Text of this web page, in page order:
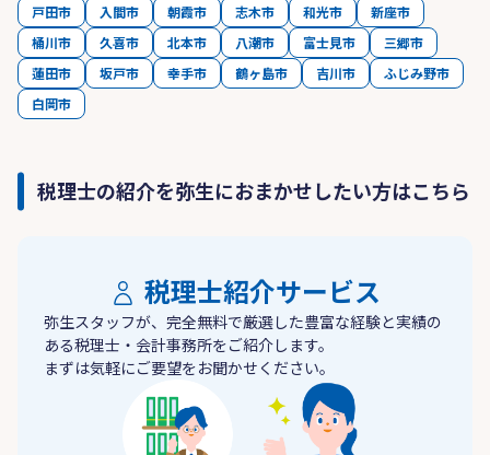
戸田市
入間市 朝霞市 志木市 和光市
新座市
桶川市
久喜市 北本市 八潮市 富士見市
三郷市
蓮田市
坂戸市 幸手市 鶴ヶ島市 吉川市
ふじみ野市
白岡市
税理士の紹介を弥生におまかせしたい方はこちら
税理士紹介サービス
弥生スタッフが、完全無料で厳選した豊富な経験と実績の
ある税理士・会計事務所をご紹介します。
まずは気軽にご要望をお聞かせください。